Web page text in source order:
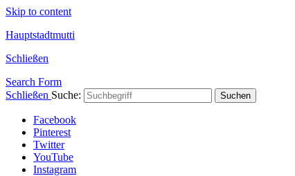
Skip to content
Hauptstadtmutti
Schließen
Search Form
Schließen Suche: Suchen
Facebook
Pinterest
Twitter
YouTube
Instagram